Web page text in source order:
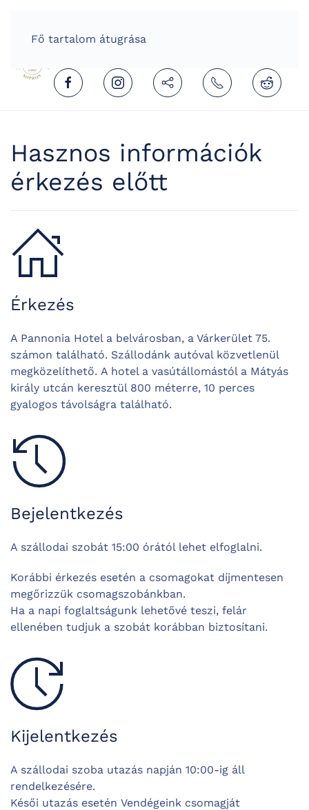
Fő tartalom átugrása
Hasznos információk
érkezés előtt
Érkezés
A Pannonia Hotel a belvárosban, a Várkerület 75.
számon található. Szállodánk autóval közvetlenül
megközelíthető. A hotel a vasútállomástól a Mátyás
király utcán keresztül 800 méterre, 10 perces
gyalogos távolságra található.
Bejelentkezés
A szállodai szobát 15:00 órától lehet elfoglalni.
Korábbi érkezés esetén a csomagokat díjmentesen
megőrizzük csomagszobánkban.
Ha a napi foglaltságunk lehetővé teszi, felár
ellenében tudjuk a szobát korábban biztosítani.
Kijelentkezés
A szállodai szoba utazás napján 10:00-ig áll
rendelkezésére.
Késői utazás esetén Vendégeink csomagját